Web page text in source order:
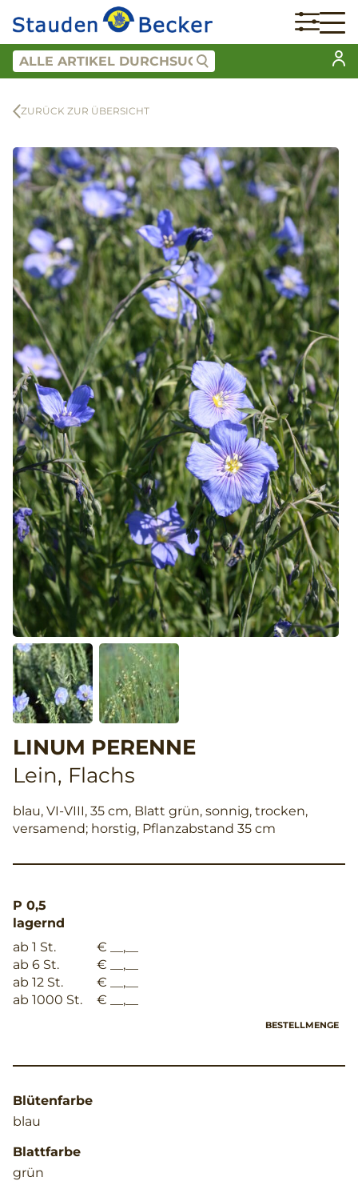
ZURÜCK ZUR ÜBERSICHT
LINUM PERENNE
Lein, Flachs
blau, VI-VIII, 35 cm, Blatt grün, sonnig, trocken,
versamend; horstig, Pflanzabstand 35 cm
P 0,5
lagernd
ab 1 St.
€ __,__
ab 6 St.
€ __,__
ab 12 St.
€ __,__
ab 1000 St.
€ __,__
BESTELLMENGE
Blütenfarbe
blau
Blattfarbe
grün